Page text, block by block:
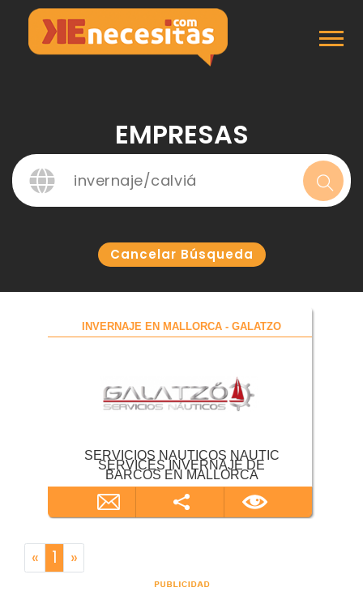
EMPRESAS
Cancelar Búsqueda
INVERNAJE EN MALLORCA - GALATZO
SERVICIOS NAUTICOS NAUTIC
SERVICES INVERNAJE DE
BARCOS EN MALLORCA
« 1 »